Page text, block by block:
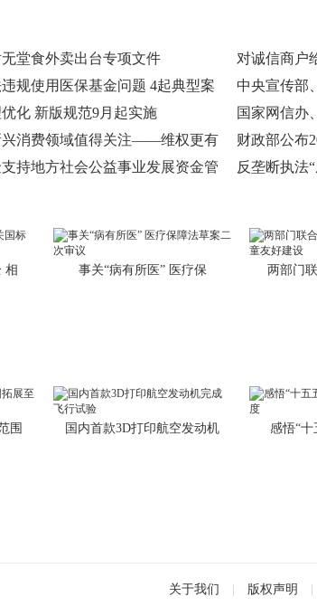
堂食外卖出台专项文件
对诚信商户
规使用医保基金问题 4起典型案
中央宣传部
化 新版规范9月起实施
国家网信办
兴消费领域值得关注——维权更有
财政部公布
支持地方社会公益事业发展资金管
反垄断执法
相 事关“病有所医” 医疗保 两部门
围 国内首款3D打印航空发动机 感悟“十
关于我们 版权声明